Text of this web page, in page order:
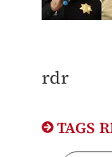
rdr
TAGS